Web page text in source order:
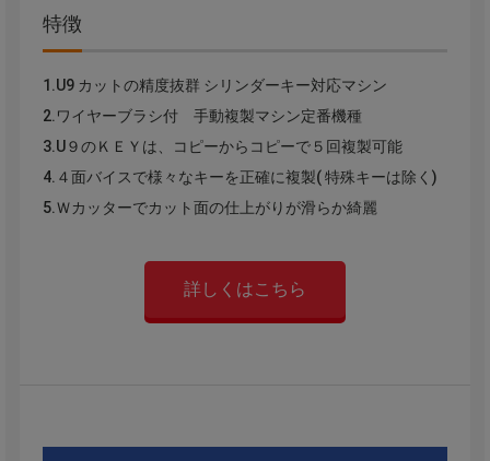
特徴
1.U9 カットの精度抜群 シリンダーキー対応マシン
2.ワイヤーブラシ付 手動複製マシン定番機種
3.U９のＫＥＹは、コピーからコピーで５回複製可能
4.４面バイスで様々なキーを正確に複製( 特殊キーは除く)
5.Ｗカッターでカット面の仕上がりが滑らか綺麗
詳しくはこちら